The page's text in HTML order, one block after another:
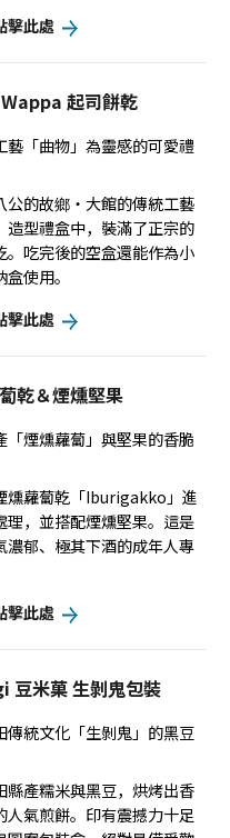
擊此處
起司餅乾
藝「曲物」為靈感的可愛禮
公的故鄉・大館的傳統工藝
造型禮盒中，裝滿了正宗的
。吃完後的空盒還能作為小
使用。
擊此處
乾＆煙燻堅果
「煙燻蘿蔔」與堅果的香脆
燻蘿蔔乾「Iburigakko」進
理，並搭配煙燻堅果。這是
濃郁、極其下酒的成年人專
擊此處
豆米菓 生剝鬼包裝
傳統文化「生剝鬼」的黑豆
縣產糯米與黑豆，烘烤出香
人氣煎餅。印有震撼力十足